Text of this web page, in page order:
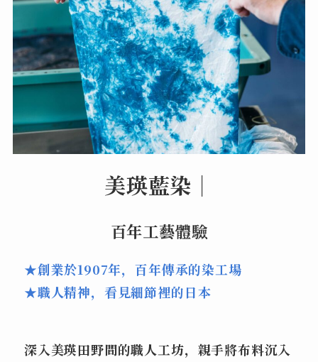
美瑛藍染｜
百年工藝體驗
★創業於1907年，百年傳承的染工場
★職人精神，看見細節裡的日本
深入美瑛田野間的職人工坊，親手將布料沉入